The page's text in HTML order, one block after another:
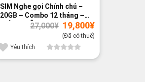
SIM Nghe gọi Chính chủ –
20GB – Combo 12 tháng –
GIÁ ƯU ĐÃI27,000¥ Giá
gốc
là:
27,000¥.
19,800¥Giá
(Đã có thuế)
Yêu thích